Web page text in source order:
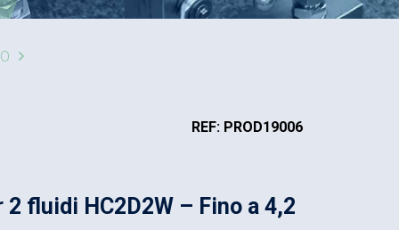
REF: PROD19006
fluidi HC2D2W – Fino a 4,2